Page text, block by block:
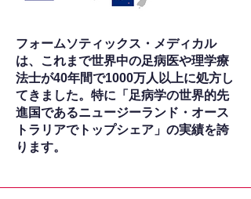
フォームソティックス・メディカル
は、これまで世界中の足病医や理学療
法士が40年間で1000万人以上に処方し
てきました。特に「足病学の世界的先
進国であるニュージーランド・オース
トラリアでトップシェア」の実績を誇
ります。